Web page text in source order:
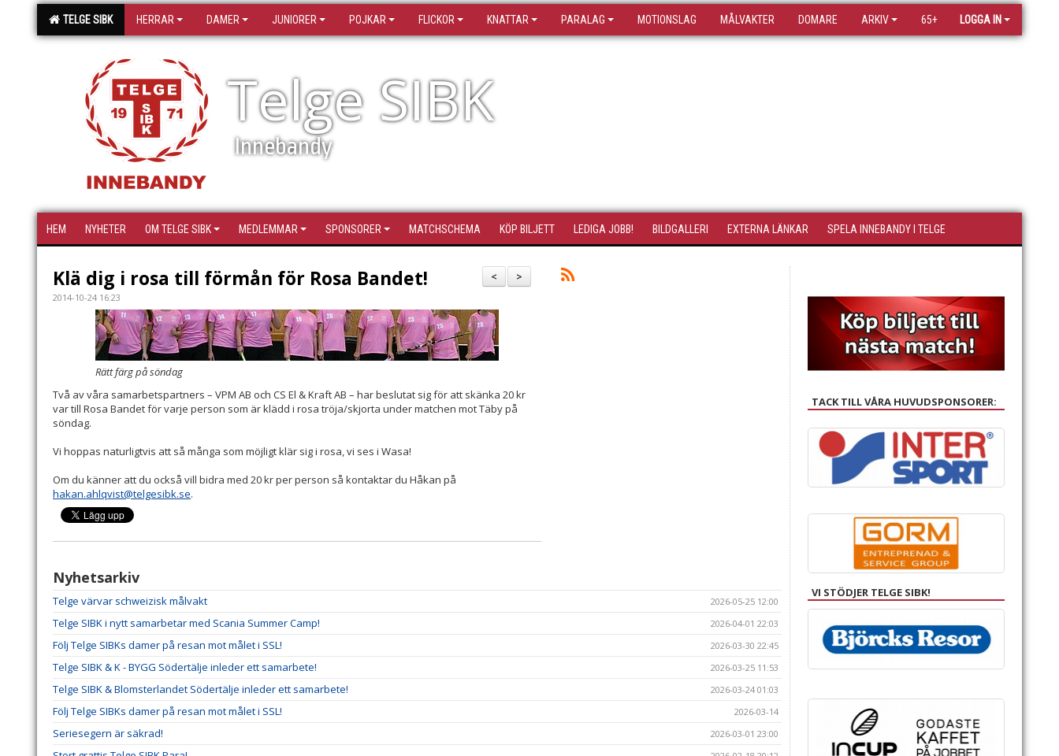
TELGE SIBK HERRAR DAMER JUNIORER POJKAR FLICKOR KNATTAR PARALAG MOTIONSLAG MÅLVAKTER DOMARE ARKIV 65+ LOGGA IN
Telge SIBK
Innebandy
HEM NYHETER OM TELGE SIBK MEDLEMMAR SPONSORER MATCHSCHEMA KÖP BILJETT LEDIGA JOBB! BILDGALLERI EXTERNA LÄNKAR SPELA INNEBANDY I TELGE
>
<
Klä dig i rosa till förmån för Rosa Bandet!
2014-10-24 16:23
Rätt färg på söndag
Två av våra samarbetspartners – VPM AB och CS El & Kraft AB – har beslutat sig för att skänka 20 kr
var till Rosa Bandet för varje person som är klädd i rosa tröja/skjorta under matchen mot Täby på
söndag.
Vi hoppas naturligtvis att så många som möjligt klär sig i rosa, vi ses i Wasa!
Om du känner att du också vill bidra med 20 kr per person så kontaktar du Håkan på
hakan.ahlqvist@telgesibk.se.
Nyhetsarkiv
Telge värvar schweizisk målvakt 2026-05-25 12:00
Telge SIBK i nytt samarbetar med Scania Summer Camp! 2026-04-01 22:03
Följ Telge SIBKs damer på resan mot målet i SSL! 2026-03-30 22:45
Telge SIBK & K - BYGG Södertälje inleder ett samarbete! 2026-03-25 11:53
Telge SIBK & Blomsterlandet Södertälje inleder ett samarbete! 2026-03-24 01:03
Följ Telge SIBKs damer på resan mot målet i SSL! 2026-03-14
Seriesegern är säkrad! 2026-03-01 23:00
TACK TILL VÅRA HUVUDSPONSORER:
VI STÖDJER TELGE SIBK!